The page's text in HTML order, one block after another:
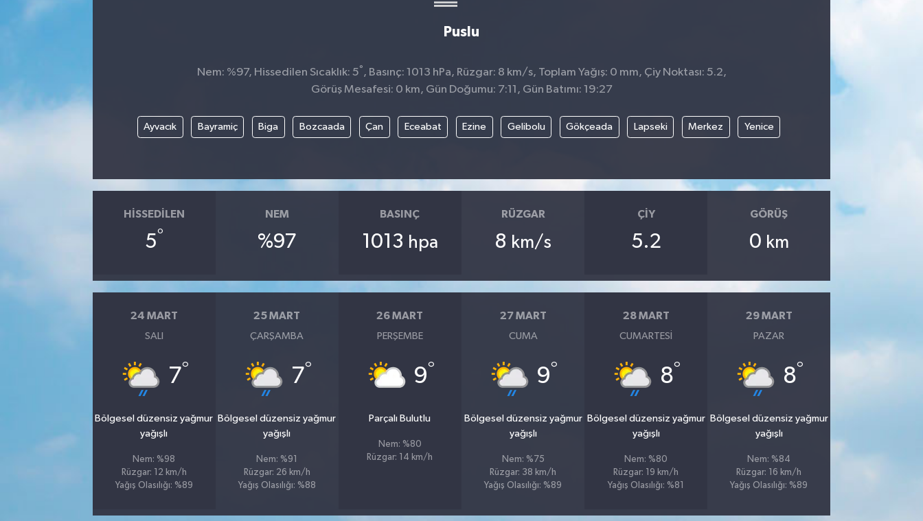
Puslu
Nem: %97, Hissedilen Sıcaklık: 5°, Basınç: 1013 hPa, Rüzgar: 8 km/s, Toplam Yağış: 0 mm, Çiy Noktası: 5.2,
Görüş Mesafesi: 0 km, Gün Doğumu: 7:11, Gün Batımı: 19:27
Ayvacık Bayramiç Biga Bozcaada Çan Eceabat Ezine Gelibolu Gökçeada Lapseki Merkez Yenice
HISSEDILEN
5°
NEM
%97
BASINÇ
1013 hpa
RÜZGAR
8 km/s
ÇIY
5.2
GÖRÜŞ
0 km
24 MART
SALI
7°
Bölgesel düzensiz yağmur
yağışlı
Nem: %98
Rüzgar: 12 km/h
Yağış Olasılığı: %89
25 MART
ÇARŞAMBA
7°
Bölgesel düzensiz yağmur
yağışlı
Nem: %91
Rüzgar: 26 km/h
Yağış Olasılığı: %88
26 MART
PERŞEMBE
9°
Parçalı Bulutlu
Nem: %80
Rüzgar: 14 km/h
27 MART
CUMA
9°
Bölgesel düzensiz yağmur
yağışlı
Nem: %75
Rüzgar: 38 km/h
Yağış Olasılığı: %89
28 MART
CUMARTESI
8°
Bölgesel düzensiz yağmur
yağışlı
Nem: %80
Rüzgar: 19 km/h
Yağış Olasılığı: %81
29 MART
PAZAR
8°
Bölgesel düzensiz yağmur
yağışlı
Nem: %84
Rüzgar: 16 km/h
Yağış Olasılığı: %89